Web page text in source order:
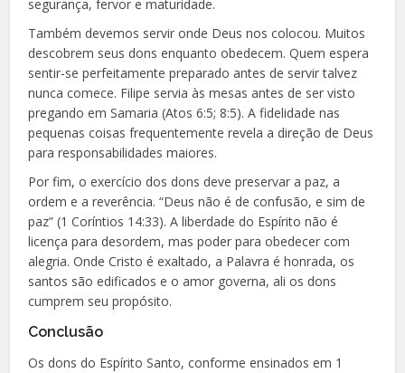
segurança, fervor e maturidade.
Também devemos servir onde Deus nos colocou. Muitos
descobrem seus dons enquanto obedecem. Quem espera
sentir-se perfeitamente preparado antes de servir talvez
nunca comece. Filipe servia às mesas antes de ser visto
pregando em Samaria (Atos 6:5; 8:5). A fidelidade nas
pequenas coisas frequentemente revela a direção de Deus
para responsabilidades maiores.
Por fim, o exercício dos dons deve preservar a paz, a
ordem e a reverência. “Deus não é de confusão, e sim de
paz” (1 Coríntios 14:33). A liberdade do Espírito não é
licença para desordem, mas poder para obedecer com
alegria. Onde Cristo é exaltado, a Palavra é honrada, os
santos são edificados e o amor governa, ali os dons
cumprem seu propósito.
Conclusão
Os dons do Espírito Santo, conforme ensinados em 1